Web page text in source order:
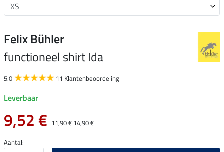
Felix Bühler
functioneel shirt Ida
5.0 11 Klantenbeoordeling
Leverbaar
9,52 € 11,90 €14,90 €
Aantal: